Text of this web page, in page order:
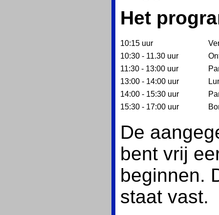
Het
10:15 uur
10:30 ‑ 11.30 uur
11:30 ‑ 13:00 uur
13:00 ‑ 14:00 uur
14:00 ‑ 15:30 uur
15:30 ‑ 17:00 uur
De
bent vrij
beginnen.
staat vast.